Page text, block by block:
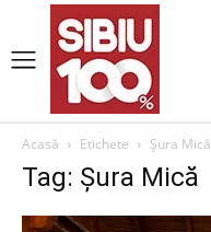
Acasă Etichete Șura Mică
Tag: Șura Mică